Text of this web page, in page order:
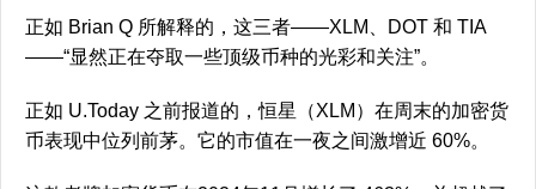
正如 Brian Q 所解释的，这三者——XLM、DOT 和 TIA
——“显然正在夺取一些顶级币种的光彩和关注”。
正如 U.Today 之前报道的，恒星（XLM）在周末的加密货
币表现中位列前茅。它的市值在一夜之间激增近 60%。